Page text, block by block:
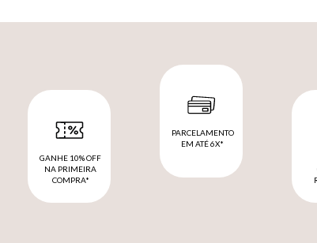
GANHE 10% OFF
NA PRIMEIRA
COMPRA*
PARCELAMENTO
EM ATÉ 6X*